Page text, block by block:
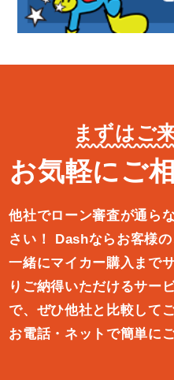
まずはご
お気軽にご
他社でローン審査が通ら
さい！
Dashならお客様
一緒にマイカー購入ま で
りご納得いただけるサー
で、ぜひ他社と比較して
お電話・ネットで簡単に